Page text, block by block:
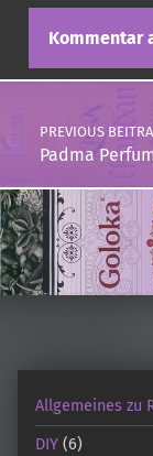
Post navigation
PREVIOUS
Padma
Allgemeines zu
DIY (6)